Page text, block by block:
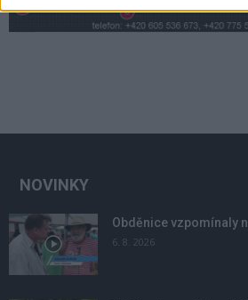
NOVINKY
Obděnice vzpomínaly
6. 8. 2026